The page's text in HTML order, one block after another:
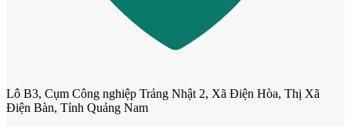
Cửa mẫu trơn phẳng
Lô B3, Cụm Công nghiệp Trảng Nhật 2, Xã Điện Hòa, Thị Xã
Điện Bàn, Tỉnh Quảng Nam